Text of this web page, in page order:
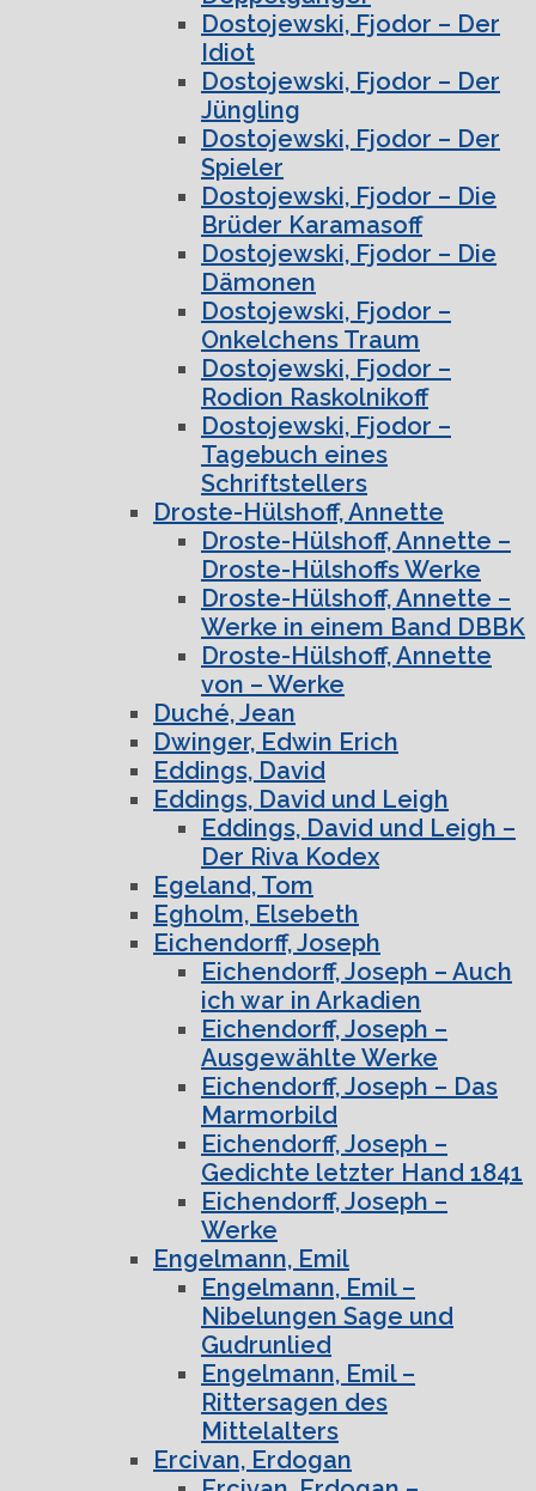
Dostojewski, Fjodor – Der
Idiot
Dostojewski, Fjodor – Der
Jüngling
Dostojewski, Fjodor – Der
Spieler
Dostojewski, Fjodor – Die
Brüder Karamasoff
Dostojewski, Fjodor – Die
Dämonen
Dostojewski, Fjodor –
Onkelchens Traum
Dostojewski, Fjodor –
Rodion Raskolnikoff
Dostojewski, Fjodor –
Tagebuch eines
Schriftstellers
Droste-Hülshoff, Annette
Droste-Hülshoff, Annette –
Droste-Hülshoffs Werke
Droste-Hülshoff, Annette –
Werke in einem Band DBBK
Droste-Hülshoff, Annette
von – Werke
Duché, Jean
Dwinger, Edwin Erich
Eddings, David
Eddings, David und Leigh
Eddings, David und Leigh –
Der Riva Kodex
Egeland, Tom
Egholm, Elsebeth
Eichendorff, Joseph
Eichendorff, Joseph – Auch
ich war in Arkadien
Eichendorff, Joseph –
Ausgewählte Werke
Eichendorff, Joseph – Das
Marmorbild
Eichendorff, Joseph –
Gedichte letzter Hand 1841
Eichendorff, Joseph –
Werke
Engelmann, Emil
Engelmann, Emil –
Nibelungen Sage und
Gudrunlied
Engelmann, Emil –
Rittersagen des
Mittelalters
Ercivan, Erdogan